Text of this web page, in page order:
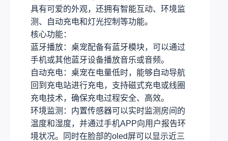
具有可爱的外观，还拥有智能互动、环境监
测、自动充电和灯光控制等功能。
核心功能：
蓝牙播放：桌宠配备有蓝牙模块，可以通过
手机或其他蓝牙设备播放音乐或音频。
自动充电：桌宠在电量低时，能够自动导航
回到充电站进行充电，支持磁式充电或线圈
充电技术，确保充电过程安全、高效。
环境监测：内置传感器可以实时监测房间的
温度和湿度，并通过手机APP向用户报告环
境状况。同时在脸部的oled屏可以显示近三